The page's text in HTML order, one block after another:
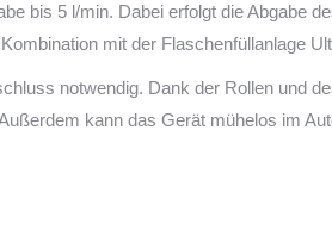
bis 5 l/min. Dabei erfolgt die Abgabe
mit der Flaschenfüllanlage
notwendig. Dank der Rollen und
kann das Gerät mühelos im